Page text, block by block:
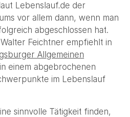
Lebenslauf.de der
vor allem dann, wenn man
abgeschlossen hat.
Feichtner empfiehlt in
Allgemeinen
einem abgebrochenen
im Lebenslauf
sinnvolle Tätigkeit finden,